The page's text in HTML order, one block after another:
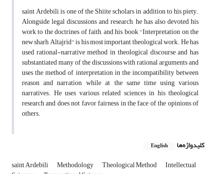
saint Ardebili is one of the Shiite scholars in addition to his piety.
Alongside legal discussions and research, he has also devoted his
work to the doctrines of faith, and his book "Interpretation on the
new sharh Altajrid" is his most important theological work. He has
used rational-narrative method in theological discourse and has
substantiated many of the discussions with rational arguments and
uses the method of interpretation in the incompatibility between
reason and narration, while at the same time using various
narratives. He uses various related sciences in his theological
research and does not favor fairness in the face of the opinions of
others.
کلیدواژه‌ها English
saint Ardebili Methodology Theological Method Intellectual